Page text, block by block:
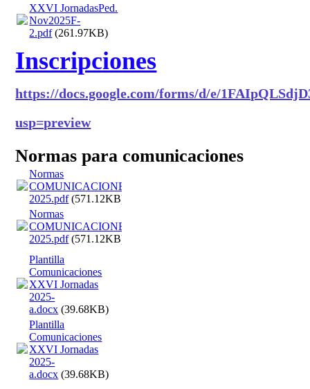
XXVI JornadasPed.
Nov2025F-
2.pdf(261.97KB)
Inscripciones
https://docs.google.com/forms/d/e/
usp=preview
Normas para comunicaciones
Normas
COMUNICACIONES
2025.pdf(571.12KB)
Normas
COMUNICACIONES
2025.pdf(571.12KB)
Plantilla
Comunicaciones
XXVI Jornadas
2025-
a.docx (39.68KB)
Plantilla
Comunicaciones
XXVI Jornadas
2025-
a.docx (39.68KB)